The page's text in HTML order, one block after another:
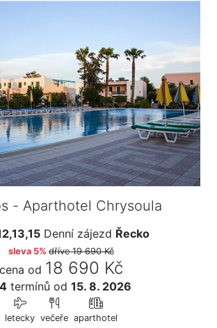
- Aparthotel Chrysoula
Denní zájezd Řecko
sleva 5% dříve19 690 Kč
cena od 18 690 Kč
termínů od 15. 8. 2026
letecky večeře aparthotel